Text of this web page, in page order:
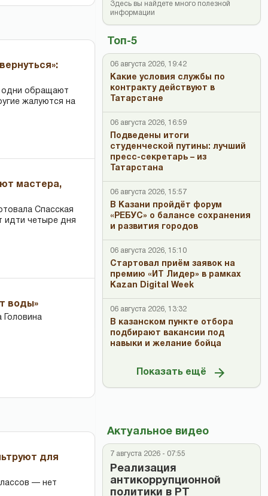
одни обращают
жалуются на
мастера,
Спасская
идти четыре дня
воды»
для
— нет
Топ-5
06 августа 2026, 19:42
Какие условия службы по
контракту действуют в
Татарстане
06 августа 2026, 16:59
Подведены итоги
студенческой путины: лучший
пресс-секретарь – из
Татарстана
06 августа 2026, 15:57
В Казани пройдёт форум
«РЕБУС» о балансе сохранения
и развития городов
06 августа 2026, 15:10
Стартовал приём заявок на
премию «ИТ Лидер» в рамках
Kazan Digital Week
06 августа 2026, 13:32
В казанском пункте отбора
подбирают вакансии под
навыки и желание бойца
Показать ещё
Актуальное видео
7 августа 2026 - 07:55
Реализация
антикоррупционной
политики в РТ
Здесь вы найдете много полезной
информации